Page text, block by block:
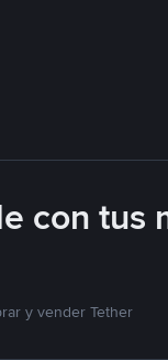
con tus
y vender Tether